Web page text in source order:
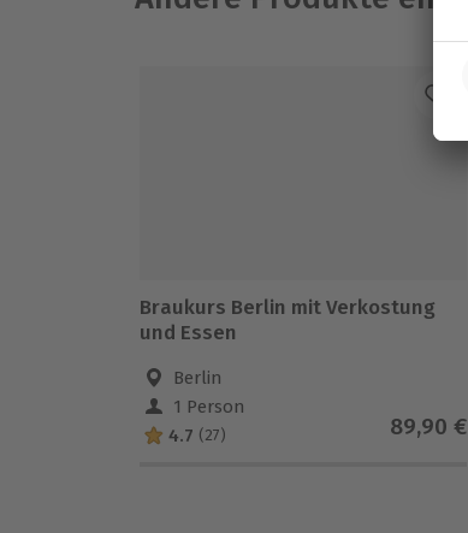
Braukurs Berlin mit Verkostung
und Essen
Berlin
1 Person
4.7 (27) 89,90 €